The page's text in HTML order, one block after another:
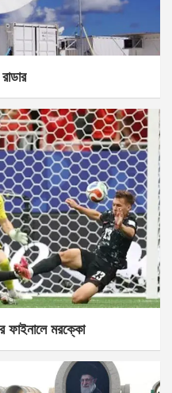
ফাইনালে মরক্কো